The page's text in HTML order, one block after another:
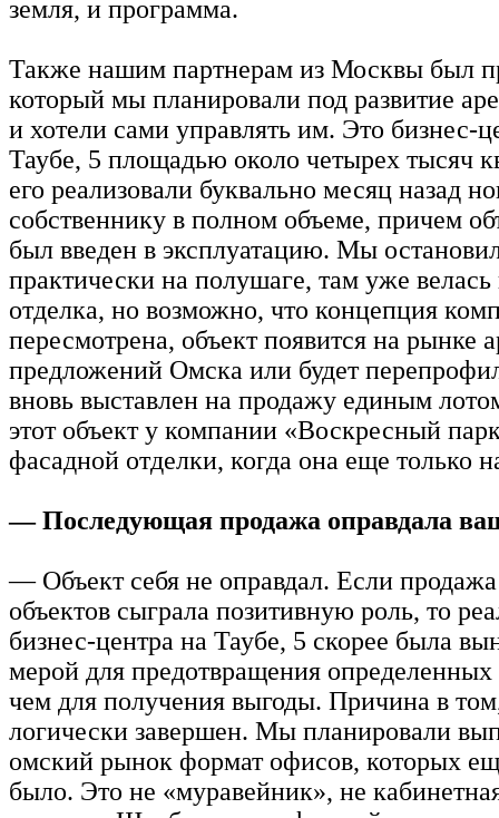
земля, и программа.
Также нашим партнерам из Москвы был
который мы планировали под развитие
и хотели сами управлять им. Это бизнес-
Таубе, 5 площадью около четырех тысяч
его реализовали буквально месяц назад
собственнику в полном объеме, причем
был введен в эксплуатацию. Мы
практически на полушаге, там уже велась
отделка, но возможно, что концепция
пересмотрена, объект появится на рынке
предложений Омска или будет
вновь выставлен на продажу единым
этот объект у компании «Воскресный
фасадной отделки, когда она еще только
— Последующая продажа оправдала
— Объект себя не оправдал. Если
объектов сыграла позитивную роль, то
бизнес-центра на Таубе, 5 скорее была
мерой для предотвращения определенных
чем для получения выгоды. Причина в
логически завершен. Мы планировали
омский рынок формат офисов, которых
было. Это не «муравейник», не